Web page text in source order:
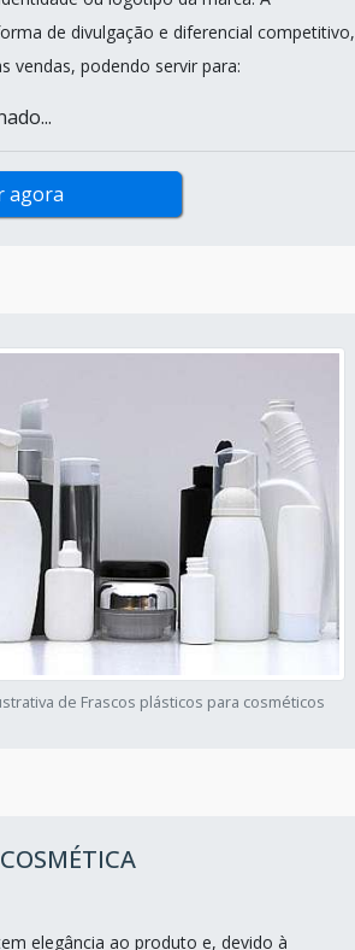
de divulgação e diferencial competitivo,
vendas, podendo servir para:
agora
de Frascos plásticos para cosméticos
elegância ao produto e, devido à